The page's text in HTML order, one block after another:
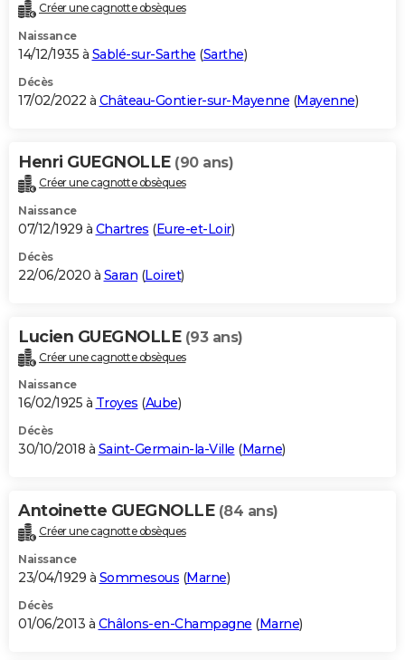
Créer une cagnotte obsèques
Naissance
14/12/1935 à Sablé-sur-Sarthe (Sarthe)
Décès
17/02/2022 à Château-Gontier-sur-Mayenne (Mayenne)
Henri GUEGNOLLE (90 ans)
Créer une cagnotte obsèques
Naissance
07/12/1929 à Chartres (Eure-et-Loir)
Décès
22/06/2020 à Saran (Loiret)
Lucien GUEGNOLLE (93 ans)
Créer une cagnotte obsèques
Naissance
16/02/1925 à Troyes (Aube)
Décès
30/10/2018 à Saint-Germain-la-Ville (Marne)
Antoinette GUEGNOLLE (84 ans)
Créer une cagnotte obsèques
Naissance
23/04/1929 à Sommesous (Marne)
Décès
01/06/2013 à Châlons-en-Champagne (Marne)